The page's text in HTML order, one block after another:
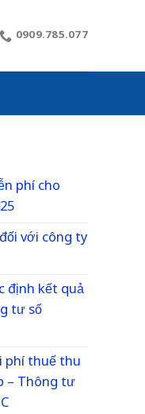
0909.785.077
phí cho
với công ty
định kết quả
tư số
phí thuế thu
– Thông tư